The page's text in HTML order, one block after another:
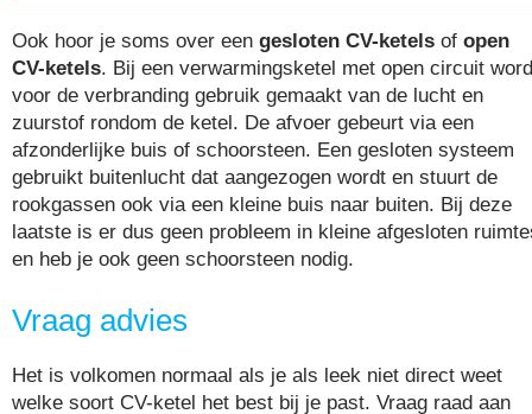
Ook hoor je soms over een gesloten CV-ketels of open
CV-ketels. Bij een verwarmingsketel met open circuit
voor de verbranding gebruik gemaakt van de lucht en
zuurstof rondom de ketel. De afvoer gebeurt via een
afzonderlijke buis of schoorsteen. Een gesloten systeem
gebruikt buitenlucht dat aangezogen wordt en stuurt de
rookgassen ook via een kleine buis naar buiten. Bij deze
laatste is er dus geen probleem in kleine afgesloten
en heb je ook geen schoorsteen nodig.
Vraag advies
Het is volkomen normaal als je als leek niet direct weet
welke soort CV-ketel het best bij je past. Vraag raad aan